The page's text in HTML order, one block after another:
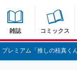
雑誌 コミックス
プレミアム「推しの桂真